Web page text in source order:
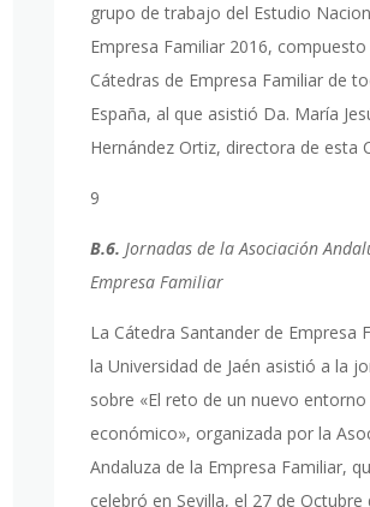
grupo de trabajo del Estudio
Empresa Familiar 2016,
Cátedras de Empresa Familiar de
España, al que asistió Da. María
Hernández Ortiz, directora de esta
9
B.6. Jornadas de la Asociación
Empresa Familiar
La Cátedra Santander de Empresa
la Universidad de Jaén asistió a la
sobre «El reto de un nuevo entorno
económico», organizada por la
Andaluza de la Empresa Familiar,
celebró en Sevilla, el 27 de Octubre